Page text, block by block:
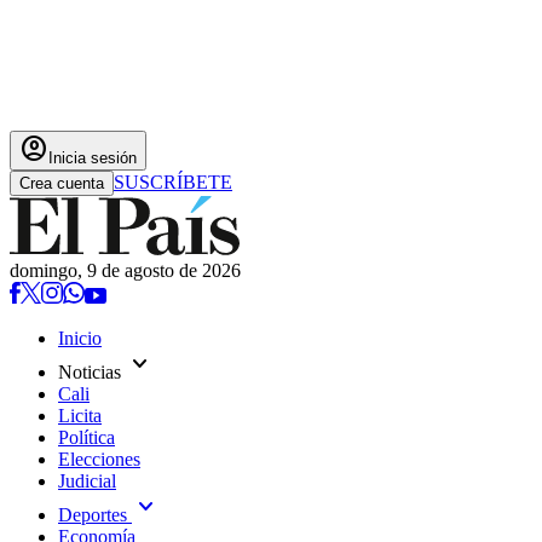
account_circle Inicia sesión
Crea cuenta SUSCRÍBETE
domingo, 9 de agosto de 2026
Inicio
Noticias expand_more
Cali
Licita
Política
Elecciones
Judicial
Deportes expand_more
Economía